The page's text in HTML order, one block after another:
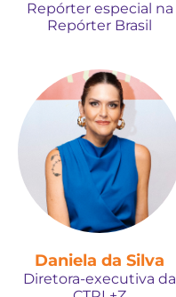
Repórter especial na
Repórter Brasil
Daniela da Silva
Diretora-executiva da